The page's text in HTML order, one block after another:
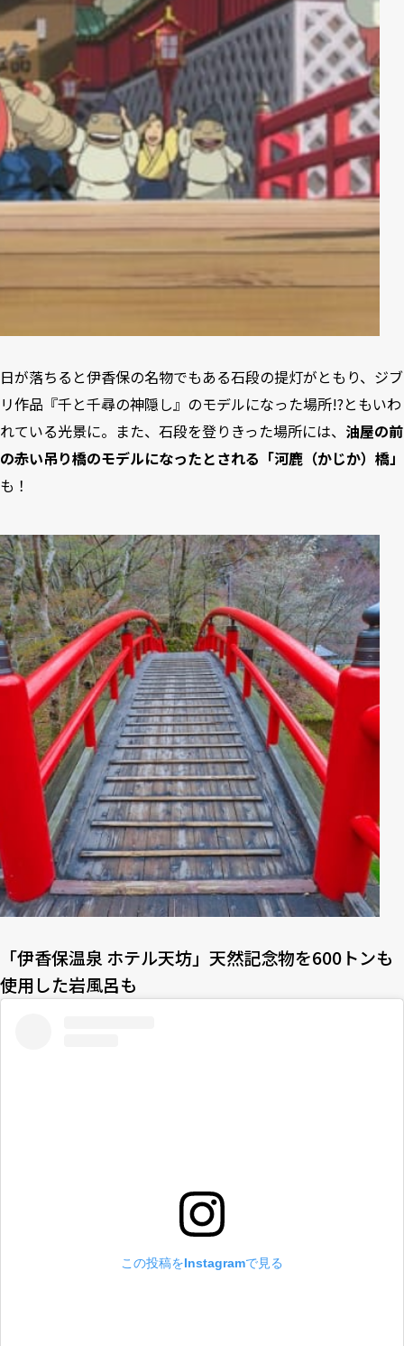
日が落ちると伊香保の名物でもある石段の提灯がともり、ジブ
リ作品『千と千尋の神隠し』のモデルになった場所!?ともいわ
れている光景に。また、石段を登りきった場所には、 油屋の前
の赤い吊り橋のモデルになったとされる「河鹿（かじか）橋」
も！
「伊香保温泉 ホテル天坊」天然記念物を600トンも
使用した岩風呂も
この投稿をInstagramで見る